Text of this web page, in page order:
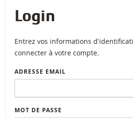
Login
Entrez vos informations
connecter à votre compte.
ADRESSE EMAIL
MOT DE PASSE